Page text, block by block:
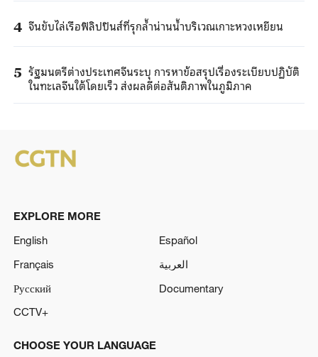
4 จีนขับไล่เรือฟิลิปปินส์ที่รุกล้ำน่านน้ำบริเวณเกาะหวงเหยียน
5 รัฐมนตรีต่างประเทศจีนระบุ การหาข้อสรุปเรื่องระเบียบปฏิบัติ
ในทะเลจีนใต้โดยเร็ว ส่งผลดีต่อสันติภาพในภูมิภาค
EXPLORE MORE
English
Español
Français
العربية
Русский
Documentary
CCTV+
CHOOSE YOUR LANGUAGE